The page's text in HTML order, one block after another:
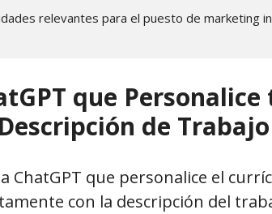
relevantes para el puesto de marketing
que
de Trabajo
ChatGPT que personalice el
con la descripción del